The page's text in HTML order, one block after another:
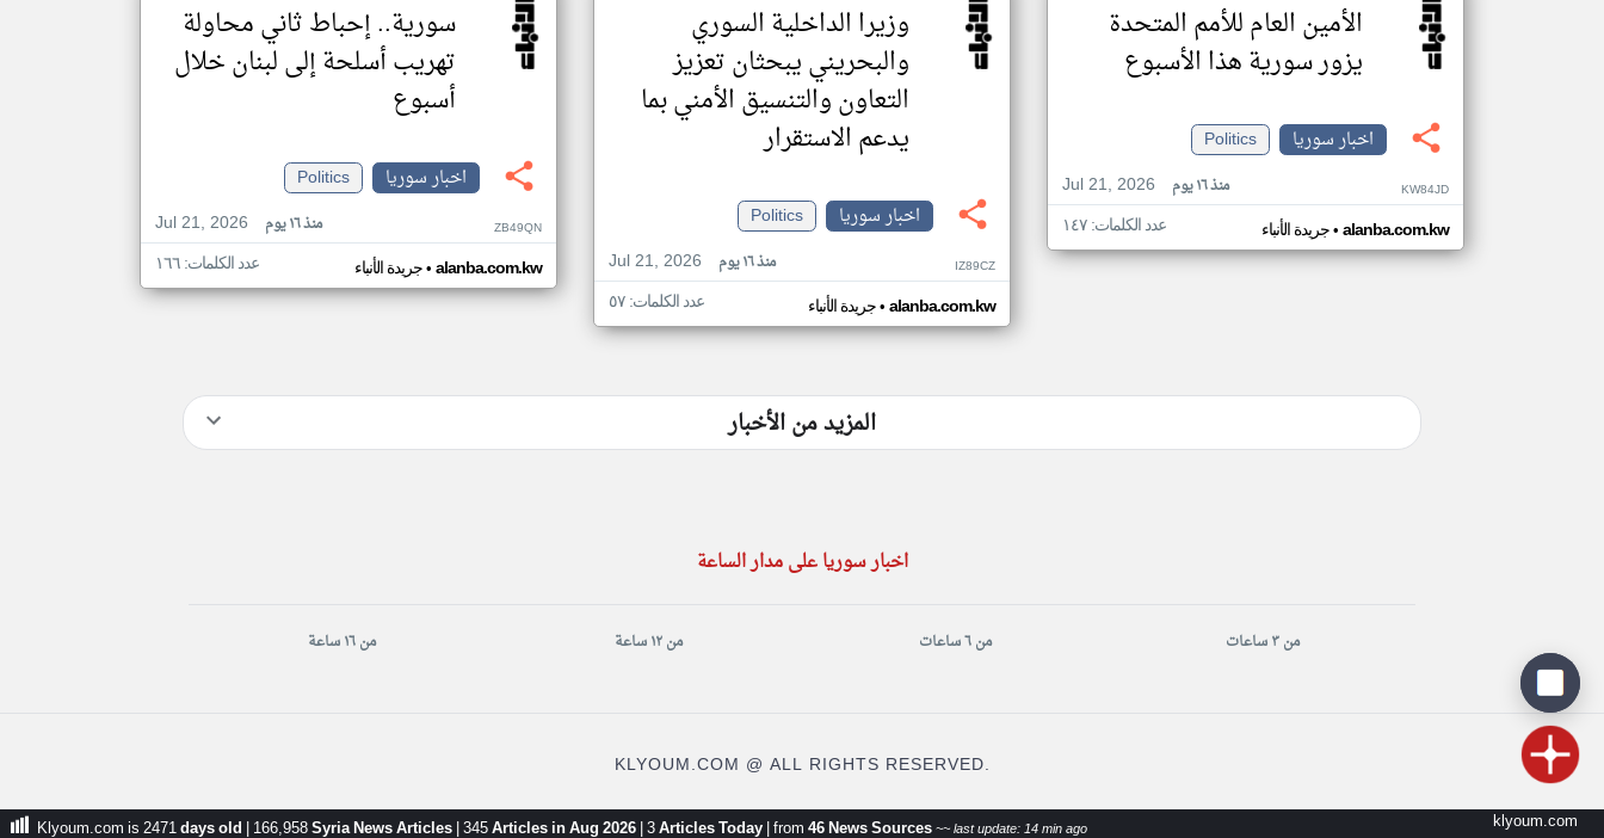
الأمين العام للأمم المتحدة
يزور سورية هذا الأسبوع
اخبار سوريا
Politics
Jul 21, 2026
منذ ١٦ يوم KW84JD
جريدة الأنباء• alanba.com.kw عدد الكلمات: ١٤٧
وزيرا الداخلية السوري
والبحريني يبحثان تعزيز
التعاون والتنسيق الأمني بما
يدعم الاستقرار
اخبار سوريا
Politics
Jul 21, 2026
منذ ١٦ يوم IZ89CZ
جريدة الأنباء• alanba.com.kw عدد الكلمات: ٥٧
سورية.. إحباط ثاني محاولة
تهريب أسلحة إلى لبنان خلال
أسبوع
اخبار سوريا
Politics
Jul 21, 2026
منذ ١٦ يوم ZB49QN
جريدة الأنباء• alanba.com.kw عدد الكلمات: ١٦٦
المزيد من الأخبار
اخبار سوريا على مدار الساعة
من ٣ ساعات من ٦ ساعات من ١٢ ساعة من ١٦ ساعة
KLYOUM.COM @ ALL RIGHTS RESERVED.
Klyoum.com is 2471days old |166,958Syria News Articles|345Articles in Aug 2026|3Articles Today|from46 News Sources~~ last update: 14 min ago klyoum.com